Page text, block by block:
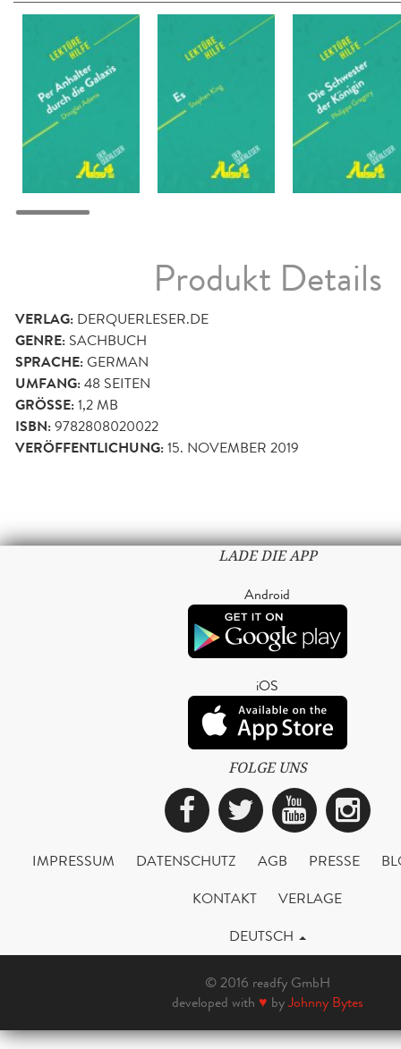
Produkt Details
VERLAG: DERQUERLESER.DE
GENRE: SACHBUCH
SPRACHE:GERMAN
UMFANG:48 SEITEN
GRÖSSE: 1,2 MB
ISBN:9782808020022
VERÖFFENTLICHUNG:15. NOVEMBER 2019
LADE DIE APP
Android
iOS
FOLGE UNS
Facebook
Twitter
IMPRESSUM DATENSCHUTZ AGB PRESSE
KONTAKT
VERLAGE
DEUTSCH
© 2016 readfy GmbH
developed with ♥ byJohnny Bytes